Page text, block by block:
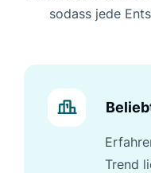
sodass jede
Trend